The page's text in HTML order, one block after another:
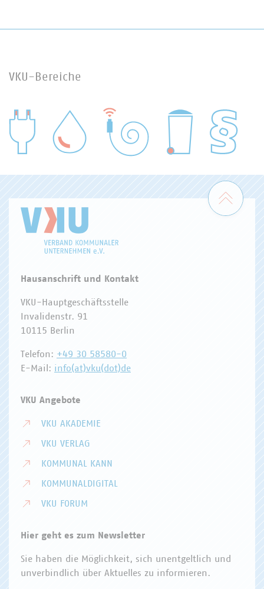
VKU-Bereiche
WASSER/ABWASSER
Zum
Hausanschrift und Kontakt
VKU-Hauptgeschäftsstelle
Invalidenstr. 91
10115 Berlin
Telefon: +49 30 58580-0
E-Mail: info(at)vku(dot)de
VKU Angebote
VKU AKADEMIE
VKU VERLAG
KOMMUNAL KANN
KOMMUNALDIGITAL
VKU FORUM
Hier geht es zum Newsletter
Sie haben die Möglichkeit, sich unentgeltlich und
unverbindlich über Aktuelles zu informieren.